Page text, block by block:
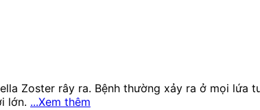
Zoster rây ra. Bệnh thường xảy ra ở mọi lứa
lớn. ...Xem thêm